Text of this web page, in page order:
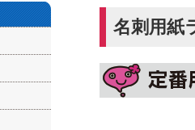
名刺用紙